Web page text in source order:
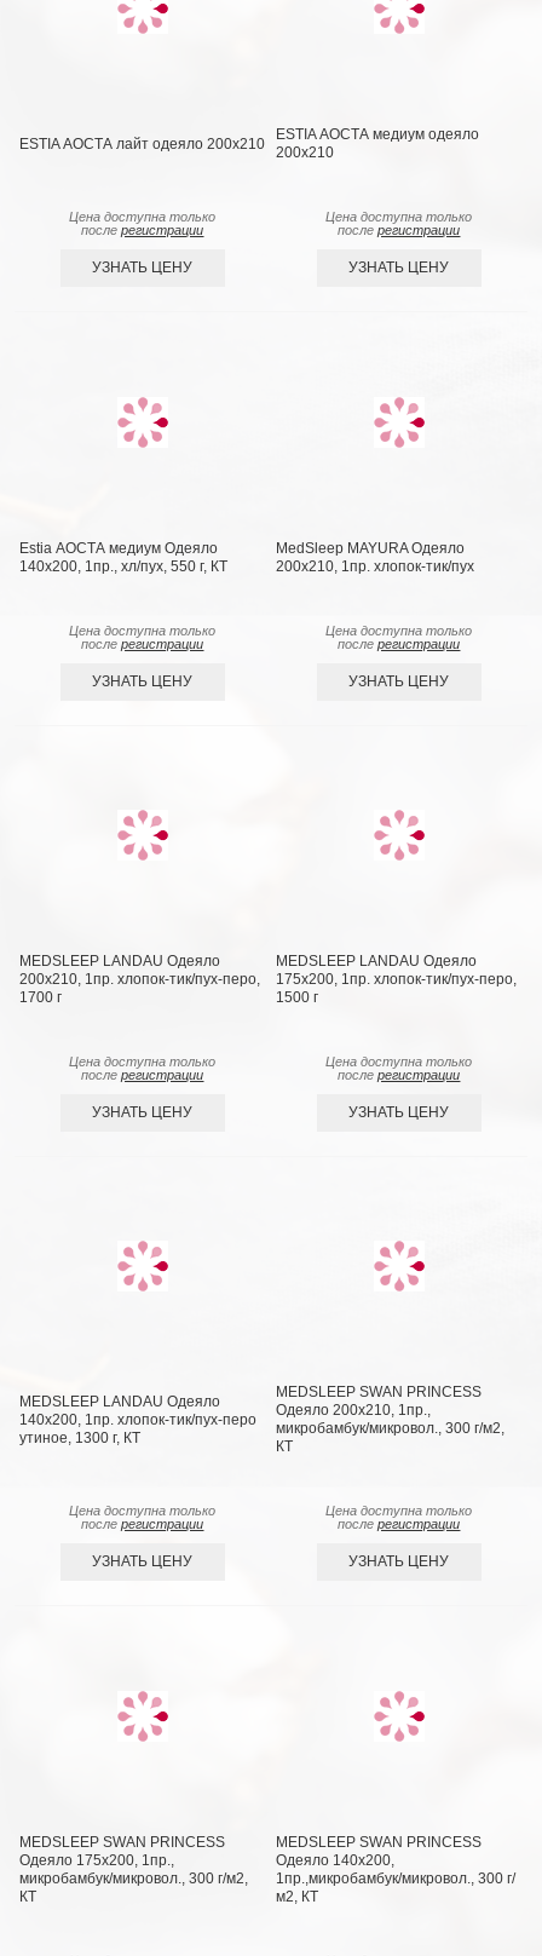
ESTIA АОСТА лайт одеяло 200x210
Цена доступна только
послерегистрации
УЗНАТЬ ЦЕНУ
ESTIA АОСТА медиум одеяло
200x210
Цена доступна только
послерегистрации
УЗНАТЬ ЦЕНУ
Estia АОСТА медиум Одеяло
140x200, 1пр., хл/пух, 550 г, КТ
Цена доступна только
послерегистрации
УЗНАТЬ ЦЕНУ
MedSleep MAYURA Одеяло
200х210, 1пр. хлопок-тик/пух
Цена доступна только
послерегистрации
УЗНАТЬ ЦЕНУ
MEDSLEEP LANDAU Одеяло
200х210, 1пр. хлопок-тик/пух-перо,
1700 г
Цена доступна только
послерегистрации
УЗНАТЬ ЦЕНУ
MEDSLEEP LANDAU Одеяло
175х200, 1пр. хлопок-тик/пух-перо,
1500 г
Цена доступна только
послерегистрации
УЗНАТЬ ЦЕНУ
MEDSLEEP LANDAU Одеяло
140х200, 1пр. хлопок-тик/пух-перо
утиное, 1300 г, КТ
Цена доступна только
послерегистрации
УЗНАТЬ ЦЕНУ
MEDSLEEP SWAN PRINCESS
Одеяло 200х210, 1пр.,
микробамбук/микровол., 300 г/м2,
КТ
Цена доступна только
послерегистрации
УЗНАТЬ ЦЕНУ
MEDSLEEP SWAN PRINCESS
Одеяло 175х200, 1пр.,
микробамбук/микровол., 300 г/м2,
КТ
MEDSLEEP SWAN PRINCESS
Одеяло 140х200,
1пр.,микробамбук/микровол., 300 г/
м2, КТ